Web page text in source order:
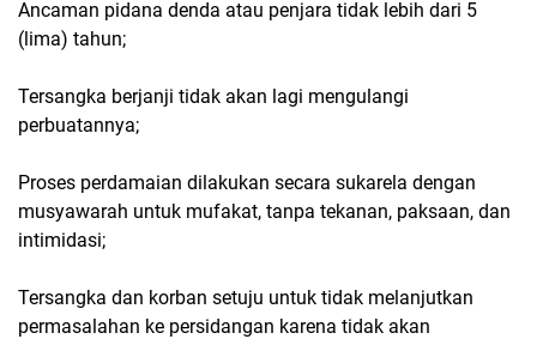
Ancaman pidana denda atau penjara tidak lebih dari 5
(lima) tahun;
Tersangka berjanji tidak akan lagi mengulangi
perbuatannya;
Proses perdamaian dilakukan secara sukarela dengan
musyawarah untuk mufakat, tanpa tekanan, paksaan, dan
intimidasi;
Tersangka dan korban setuju untuk tidak melanjutkan
permasalahan ke persidangan karena tidak akan